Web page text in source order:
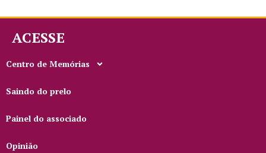
ACESSE
Centro de Memórias
Saindo do prelo
Painel do associado
Opinião